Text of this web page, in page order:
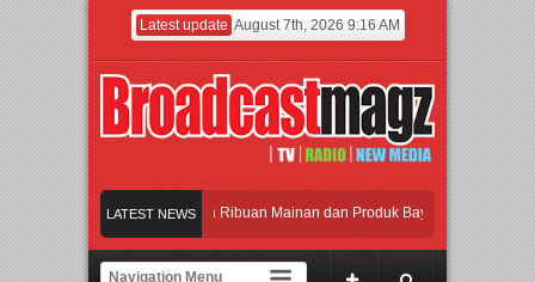
Latest update August 7th, 2026 9:16 AM
LATEST NEWS
Jakarta dengan Ribuan Mainan dan Produk Bayi dari Seluruh Dunia,
Gerbang Inovasi dan Peluang Bisnis Industri Gifts dan Housewares Asia